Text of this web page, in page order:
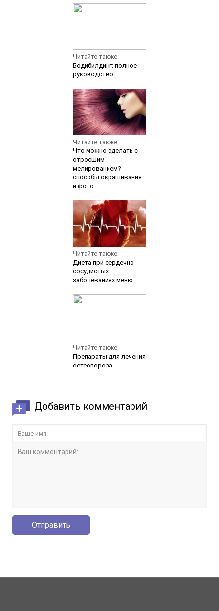
Читайте также:
Бодибилдинг: полное
руководство
Читайте также:
Что можно сделать с
отросшим
мелированием?
способы окрашивания
и фото
Читайте также:
Диета при сердечно
сосудистых
заболеваниях меню
Читайте также:
Препараты для лечения
остеопороза
Добавить комментарий